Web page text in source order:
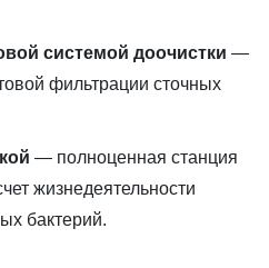
системой доочистки —
фильтрации сточных
— полноценная станция
жизнедеятельности
бактерий.